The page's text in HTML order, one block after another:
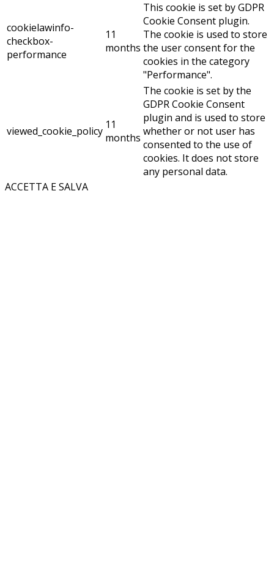
cookielawinfo-
checkbox-
performance
11
months
This cookie is set by GDPR
Cookie Consent plugin.
The cookie is used to store
the user consent for the
cookies in the category
"Performance".
viewed_cookie_policy 11
months
The cookie is set by the
GDPR Cookie Consent
plugin and is used to store
whether or not user has
consented to the use of
cookies. It does not store
any personal data.
ACCETTA E SALVA